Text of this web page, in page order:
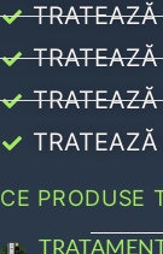
CE PRODUSE